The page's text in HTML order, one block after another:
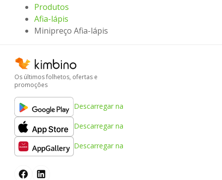
Produtos
Afia-lápis
Minipreço Afia-lápis
Os últimos folhetos, ofertas e
promoções
Descarregar na
Descarregar na
Descarregar na